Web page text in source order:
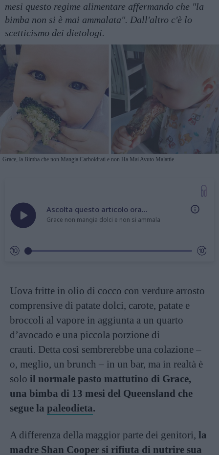
mesi questo regime alimentare affermando che "la
bimba non si è mai ammalata". Dall'altro c'è lo
scetticismo dei dietologi.
Grace, la Bimba che non Mangia Carboidrati e non Ha Mai Avuto Malattie
Ascolta questo articolo ora...
Grace non mangia dolci e non si ammala
Uova fritte in olio di cocco con verdure arrosto
comprensive di patate dolci, carote, patate e
broccoli al vapore in aggiunta a un quarto
d’avocado e una piccola porzione di
crauti. Detta così sembrerebbe una colazione –
o, meglio, un brunch – in un bar, ma in realtà è
solo il normale pasto mattutino di Grace,
una bimba di 13 mesi del Queensland che
segue la paleodieta.
A differenza della maggior parte dei genitori, la
madre Shan Cooper si rifiuta di nutrire sua